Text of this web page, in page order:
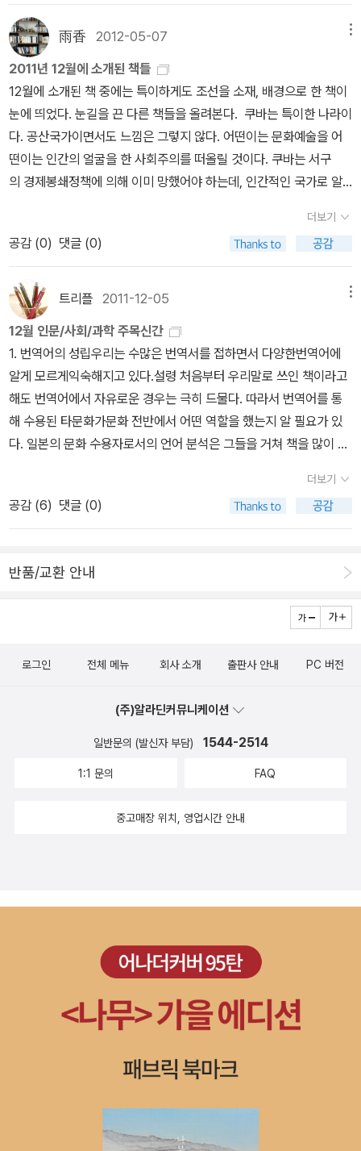
났다. 먹을 것 입을 것이 바닥난 것이다. 생과 사의 경계점에서 이들이
선택한 것은 바로 수입에 의존하던 경제체계를 끊고(어쩔 수 없이) 스
스로 키워 먹자는 것이다. 그래서 도시의 빈땅에 농산물을 직접 재배
하기 시작한다. 땅이 없는 이들은 빈깡통에 흙을 채워 채소를 길렀
다. 화학비료를 대신해 자연 퇴비와 지렁이 똥 퇴비가 활용되었다. 윤
작과 혼작을 통해 병충해의 피해를 최대한 줄였다. 미생물 농약 제조
센테에는 미생물로 만든 자연 농약이 배양된다. 인체에 전혀 해가 없
는 친환경 농법이 저절로 이루어진 것이다.이러한 위기는 오히려 기
않아 대체품을 찾아야 했다. 결국 그들은 어쩔 수 없이 친환경 유기농
법으로 돌아섰다. 직접 퇴비를 만들고, 자연 농약을 만들어 뿌렸다. 농
사에 전혀 경험이 없는 이들도 생존을 위해 농사에 뛰어 들었다. 육류
중심의 식단이 갑자기 채소 중심으로 바뀌면서 그들의 건강도 월등하
게 좋아졌다. 혁명은 여기서 멈추지 않는다. 의료, 교육에 이르기까지
광범위하게 확장된다. 미국은 틀렸고, 쿠바가 옳은 것은 아닐까? 무
상교육과 무상의료까지. 아사직전의 쿠바가 이룬 혁명은 욕망에 사로
잡혀 살아가는 현대인들에게 신선한 충격을 주고있다. 이왕 시작한
쿠바 이야기. 쿠바 역사와 혁명에 관한 책들도 같이 읽는다면 더 좋지
않을까? 쿠바를 반든 카스트로와 쿠바의 영웅 체 게바라는 반드시 읽
어야 한다. 십여년전에 <체 게바라 평전>을 읽었는데 참 재미없게 읽
여행 중 가장 안전하고 교육적인 곳이 또한 쿠바다. 쿠바 여행에 관련
다 뜨겁고 천국보다 낯선>은 역사서적이나 쿠바 이민 안내서 같지만
여행서이다. 요상 표지가 맘에 들지 않지만 내용은 최고다.
이 주체적으로 살아가는 일이 행복이며 건강의 올바른 정의가 아닐까
요. 여기, 함께 읽고 싶은 책이 있습니다. 권하는 것이 아닙니다. 함께
읽고 싶은 것들입니다. 지금 아무짝에도 쓸모가 없어 보이는 것으로
여겨질지 몰라도 가까운 내일, 희망이 될 수 있습니다. 책이 그렇습니
다. 그래서, 저는 이 말을 참 좋아합니다. '내 이 세상 도처에서 쉴 곳
을 찾아보았으되 마침내 찾아낸, 책이 있는 구석방보다 나은 곳이 없
더라.' 당신과 함께 마을감수성을 자라게 할 수 있는 이 책들, 읽고 싶
습니다. ≪삶은 홀수다≫싱글 천국, 커플 지옥? 아니다! 삶을 홀로 설
수 있는 사람이 ‘멘탈갑’이다. 좋은 친구, 좋은 이웃, 포기할 수 없고
필요하지만 어쩔 수 없이 혼자인 것도 존재의 운명이다. 존재의 의미
를 일깨우고 고립감에 포박당하지 않게 하는 내면의 힘도 필요하다.
홀수’라는 말의 의미를 안다. 혼자 잘 있을 수 있는 사람이 여럿과도
잘 지낼 수 있다. 외톨이나 히키코모리와는 다른 ‘홀수’를 주목하라!
《몰락 선진국 쿠바가 옳았다》쿠바를 아직도 ‘사회주의’ 혹은 ‘주적’의
프레임(테두리)에서 본다면, 그는 (시대에 뒤떨어진) 바보다. 물론 물
질적으로 여전히 가난하다. 그럼에도 쿠바는 ‘세계에서 가장 지속가
능한 나라’다. 모두가 가난하지만, 누구도 굶어죽거나 소외되지 않는
다. 사람들이 존엄을 가지고 살 수 있는 나라, 구미가 당기지 않는가?
쿠바혁명기념일(1월1일), 쿠바에서 만나자! 혁명 때문이 아니다. 춤
서 그들이 사랑했던 쿠바의 시절처럼. 《행복의 경제학》“세계화는
인간과 환경을 희생시켜 자신의 이윤을 추구하기 위해 각국 정부에
압력을 행사하는 초국적 기업의 작품”이다. 그동안 우리는 ‘세계화와
우리는 “지속 가능한 삶, 갈등의 평화적 해결, 일자리 창출, 아이 양
에 행복이 있다! 목적이 아닌 과정에서 나오는 무엇이다. 《미생》 일
그래’가 있다. 한국판 샐러리맨 만화의 새로운 장을 열어젖힌 작품이
동자인 우리 자신의 이야기다. 미생, 즉 ‘아직 살아 있지 못한 자’는 여
다. 노동을 배제한 자본주의는 사랑 없는 결혼 생활과 같다. '그게 어
때서?'라고 묻는다면, 더 할 말은 없다. 마을에서도 노동(자)은 반드
생》에서 놓치지 않아야 할 문제는 당연히 '노동'이다. 《서울은 깊
으면 마을도 깊어진다. 내 사는 공간(장소)에 대한 나의 태도와 시선
때문이다. 《제가 살고 싶은 집은》집이 ‘사는 곳(living)’이 아닌 ‘사
는 것(buying)’이 돼 버린 시대. 그것은 우리의 잘못된 가치가 빚은
참사다. 그러니 ‘낡은 책과 다듬지 않은 돌로 지은 집’ 잔서완석루를
집의 진짜 가치를 되찾아야 한다. 건축의 지형과 삶의 지형은 결국 같
엄 계속 이어집니다~)
雨香 2012-05-07
2011년 12월에 소개된 책들
12월에 소개된 책 중에는 특이하게도 조선을 소재, 배경으로 한 책이
눈에 띄었다. 눈길을 끈 다른 책들을 올려본다. 쿠바는 특이한 나라이
다. 공산국가이면서도 느낌은 그렇지 않다. 어떤이는 문화예술을 어
떤이는 인간의 얼굴을 한 사회주의를 떠올릴 것이다. 쿠바는 서구
의 경제봉쇄정책에 의해 이미 망했어야 하는데, 인간적인 국가로 알
는 것을 볼 때 쿠바는 어떤 나라인가 궁금해진다. 몰락 선진국, 쿠바가
옳았다요시다 다로 지음·송제훈 옮김/서해문집·1만5000원 '지은이
는 쿠바를 세계에서 유일하게 지속가능한 나라로 꼽는다. 남아프리카
공화국, 이라크, 북한처럼 강제적으로 고립되기는 했지만 쿠바는 이
상황을 전화위복으로 삼았다고 본다. 지은이는 다른 세 나라가 국민
을 무시한 것과 달리 쿠바는 상하가 일치되어 ‘나라 만들기’에 매진했
다고 분석했다. ... 지은이가 가장 주목하는 것은 주민참여형 정책. 살
아남기 위해 혁명 초기에는 ‘하라는대로 해’ 방식을 택했으나 차츰 국
민이 자발적으로 참여할 수 있는 장을 마련해 나갔다. 농업이 그 예다.
농민들이 육종프로젝트를 스스로 설계하고 실험결과를 현장에 적용
하도록 했다. ... 그로써 쿠바는 사탕수수 단작농장의 상당부분을 일
반농지로 전환해 식량자급에 성공했다.'http://www.hani.co.kr/art
i/culture/book/508373.html 예전에 프로이트를 읽어볼까 생각
시 읽을 마음은 별로 없다. 일단 시간을 들여 꼼꼼하게 읽을 자신이 없
페이퍼에 책 정보를 남기는 것은 바로 아래에 있는 부분 때문이다. 공
부 좀 했다 하는 이들이 프로이트에 거리를 둔 것은 인간의식이 주인
이 아니라고 짚어냈기 때문이라는 지적이 확 와닿기 때문이다. 〈프
원 '이른바 ‘먹물’로 불리는 사람들이 프로이트를 탐탁지 않게 여기는
식’의 지배를 받는 일종의 노예의 자리로 끌어내렸기 때문으로 볼 수
있다. 인간 이성의 무한한 가능성을 믿는 사람들에게 프로이트는 치
이야말로 프로이트를 이해하는 가장 중요한 지점임을 역설한다. 프로
기억이 여전히 남아 있다. 아주 단순한 플롯의 전개였지만 상황을 보
에는 너무 허접한 수준이었지만 글을 쓰겠다고 '꺼삐딴 리'의 포맷을
흉내낸 적이 있다. 그토록 '꺼삐딴 리'는 기억의 한자락에 자리잡고 있
온 현실이 아쉽다. <전광용문학전집>'소설을 창작하며 대학에서 현
교범을 보여주었다는 평가를 받는다. 전광용의 소설들은 직접체험이
나 창조를 위한 충동보다는 관찰, 조사, 자료수집을 통해 쓰였으며 현
재로 서두를 열고 나서 바로 과거로 거슬러 올라가는 공식을 밟는다.
서울대에 다니던 이승만 전 대통령 양자 이강석의 커닝 행위를 보고
더보기
공감 (0) 댓글 (0)
트리플 2011-12-05
12월 인문/사회/과학 주목신간
1. 번역어의 성립우리는 수많은 번역서를 접하면서 다양한번역어에
알게 모르게익숙해지고 있다.설령 처음부터 우리말로 쓰인 책이라고
해도 번역어에서 자유로운 경우는 극히 드물다. 따라서 번역어를 통
해 수용된 타문화가문화 전반에서 어떤 역할을 했는지 알 필요가 있
다. 일본의 문화 수용자로서의 언어 분석은 그들을 거쳐 책을 많이 접
권했다.그 방대한 글을읽을 엄두를 내지 못하고있다. 내겐 너무 어렵
기도 하고. 여전히 니체의 철학은 우리에게의미 있는 질문들을던진
다. 이 책을 통해서 우리 삶을 지배하는 논리 속에 숨겨진 니체의 철학
넌다는 마음가짐으로 니체에게서 '명랑'을 찾고 싶다.3. 몰락 선진국,
의료, 교육 등 선진적인 실험 모델을 르포 형식으로 취재한 글이다.최
어렵다고말했는데, 이 책의 저자는 몰락 선진국이라는 표현을 쓰면서
고 있다. 그 간극의 공백을 메우고 싶다.
더보기
공감 (6) 댓글 (0)
반품/교환 안내
로그인 전체 메뉴 회사 소개 출판사 안내 PC 버전
(주)알라딘커뮤니케이션
일반문의 (발신자 부담) 1544-2514
1:1 문의 FAQ
중고매장 위치, 영업시간 안내